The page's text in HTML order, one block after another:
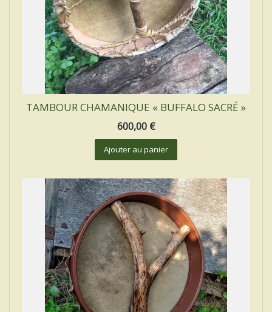
TAMBOUR CHAMANIQUE « BUFFALO SACRÉ »
600,00 €
Ajouter au panier